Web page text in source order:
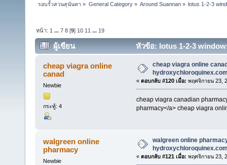
รอบรั้วสวนสุนันทา » General Category» Around Suannan» lotus 1-2-3
หน้า: 1 ...7 8 [9] 10 11 ... 19
ผู้เขียน หัวข้อ: lotus 1-2-3
cheap viagra online
canad
Newbie
กระทู้: 4
cheap viagra online
« ตอบกลับ #120 เมื่อ: พฤศจิกายน 23,
cheap viagra canadian
pharmacy</a> cheap viagra
walgreen online
pharmacy
Newbie
walgreen online
« ตอบกลับ #121 เมื่อ: พฤศจิกายน 23,